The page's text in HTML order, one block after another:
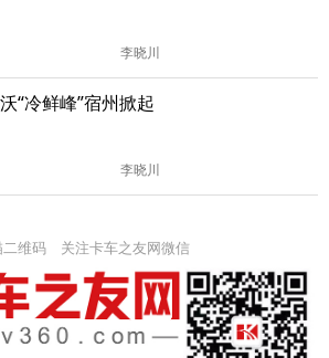
李晓川
“冷鲜峰”宿州掀起
李晓川
二维码 关注卡车之友网微信